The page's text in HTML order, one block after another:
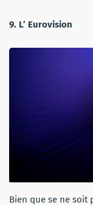
9. L’ Eurovision
Bien que se ne soit